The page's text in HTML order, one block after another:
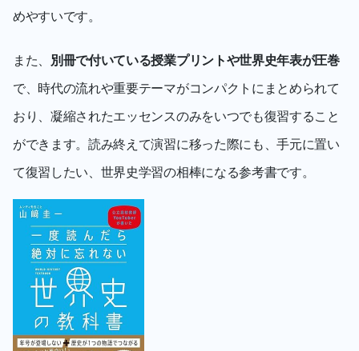
めやすいです。
また、 別冊で付いている授業プリントや世界史年表が圧巻
で、時代の流れや重要テーマがコンパクトにまとめられて
おり、凝縮されたエッセンスのみをいつでも復習すること
ができます。読み終えて演習に移った際にも、手元に置い
て復習したい、世界史学習の相棒になる参考書です。